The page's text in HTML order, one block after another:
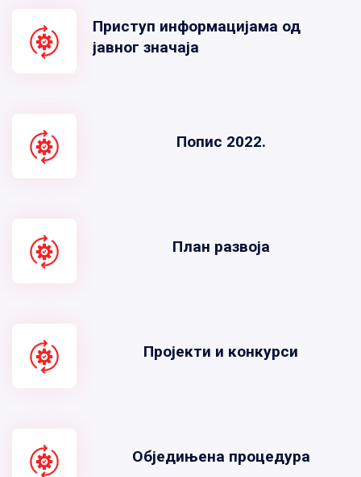
Приступ информацијама од
јавног значаја
Попис 2022.
План развоја
Пројекти и конкурси
Обједињена процедура